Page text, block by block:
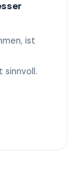
ist